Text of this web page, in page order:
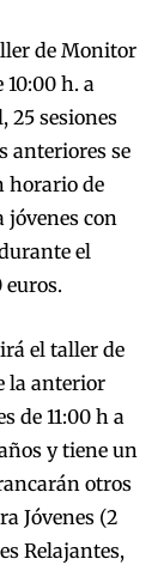
de Monitor
h. a
25 sesiones
anteriores se
horario de
jóvenes con
el
euros.
el taller de
la anterior
de 11:00 h a
y tiene un
otros
Jóvenes (2
Relajantes,